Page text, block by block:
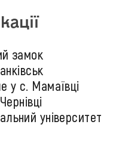
замок
у с. Мамаївці
університет